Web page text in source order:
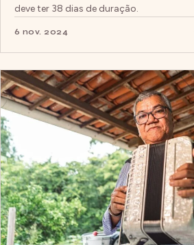
deve ter 38 dias de duração.
6 nov. 2024